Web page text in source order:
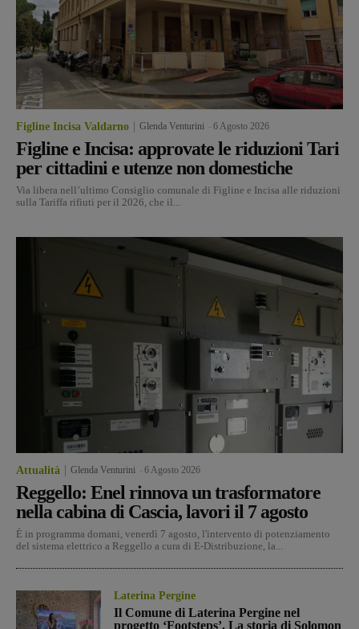
Figline Incisa Valdarno Glenda Venturini 6 Agosto 2026
Figline e Incisa: approvate le riduzioni Tari
per cittadini e utenze non domestiche
Via libera nell’ultimo Consiglio comunale di Figline e Incisa alle riduzioni
sulla Tariffa rifiuti per il 2026, che il...
Attualità Glenda Venturini 6 Agosto 2026
Reggello: Enel rinnova un trasformatore
nella cabina di Cascia, lavori il 7 agosto
È in programma domani, venerdì 7 agosto, l'intervento di potenziamento
del sistema elettrico a Reggello a cura di E-Distribuzione, la...
Laterina Pergine
Il Comune di Laterina Pergine nel
progetto ‘Footsteps’. La storia di Solomon